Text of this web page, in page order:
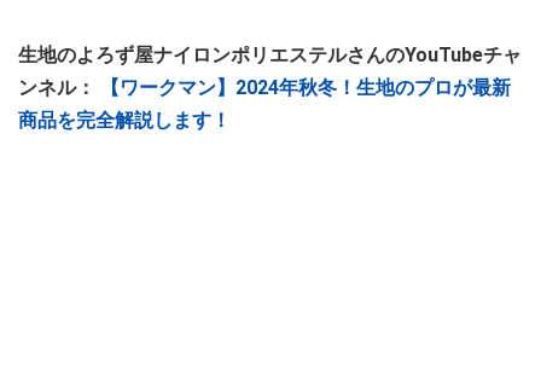
生地のよろず屋ナイロンポリエステルさんのYouTubeチャ
ンネル：
【ワークマン】2024年秋冬！生地のプロが最新
商品を完全解説します！